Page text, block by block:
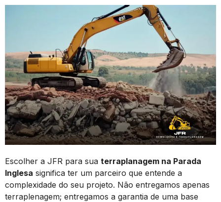
Escolher a JFR para sua terraplanagem na Parada
Inglesa significa ter um parceiro que entende a
complexidade do seu projeto. Não entregamos apenas
terraplenagem; entregamos a garantia de uma base